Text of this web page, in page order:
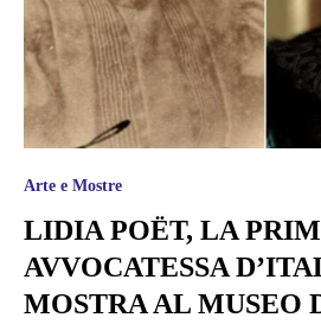
Arte e Mostre
LIDIA POËT, LA
AVVOCATESSA
MOSTRA AL MUSEO